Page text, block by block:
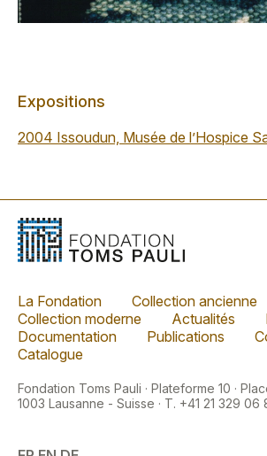
Expositions
2004 Issoudun, Musée de l’Hospice
La Fondation
Collection ancienne
Collection moderne
Actualités
Documentation
Publications
Catalogue
Fondation Toms Pauli · Plateforme 10 ·
1003 Lausanne - Suisse · T. +41 21 329 06